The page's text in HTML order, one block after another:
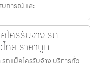
การณ์ และ
โครรับจ้าง รถ
ทย ราคาถูก
รถแม็คโครรับจ้าง บริการทั่ว